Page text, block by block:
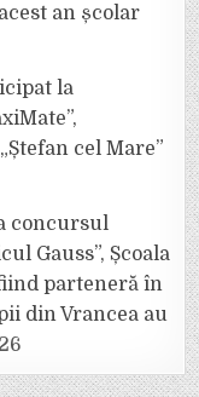
an școlar
la
cel Mare”
concursul
Gauss”, Școala
parteneră în
din Vrancea au